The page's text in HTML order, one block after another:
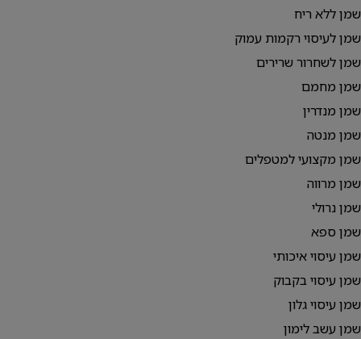
שמן ללא ריח
שמן לעיסוי רקמות עמוק
שמן לשחרור שרירים
שמן מחמם
שמן מנדרין
שמן מנטה
שמן מקצועי למטפלים
שמן מרווה
שמן נרולי
שמן ספא
שמן עיסוי איכותי
שמן עיסוי בקבוק
שמן עיסוי גלון
שמן עשב לימון